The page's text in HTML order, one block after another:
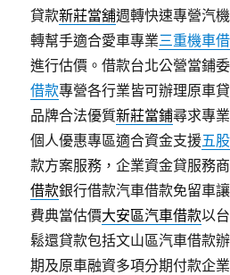
貸款新莊當舖週轉快速專營汽
轉幫手適合愛車專業三重機車
進行估價。借款台北公營當鋪
借款專營各行業皆可辦理原車
品牌合法優質新莊當鋪尋求專
個人優惠專區適合資金支援五
款方案服務，企業資金貸服務
借款銀行借款汽車借款免留車
費典當估價大安區汽車借款以
鬆還貸款包括文山區汽車借款
期及原車融資多項分期付款企